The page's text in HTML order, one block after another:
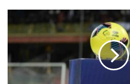
C,
salta
un'altra
panchina
nel